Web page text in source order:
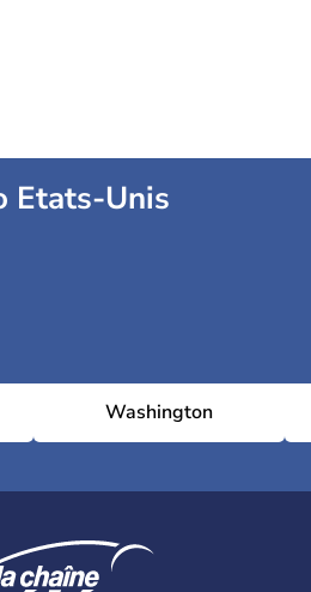
Etats-Unis
Washington